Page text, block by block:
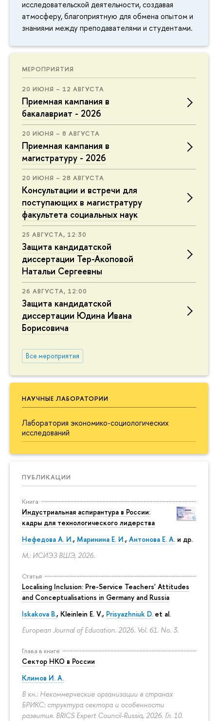
исследовательской деятельности, создавая
атмосферу, благоприятную для обмена опытом и
знаниями между преподавателями и студентами.
МЕРОПРИЯТИЯ
20 ИЮНЯ – 12 АВГУСТА
Приемная кампания в
бакалавриат - 2026
20 ИЮНЯ – 8 АВГУСТА
Приемная кампания в
магистратуру - 2026
20 ИЮНЯ – 28 АВГУСТА
Консультации и встречи для
поступающих в магистратуру
факультета социальных наук
25 АВГУСТА, 12:30
Защита кандидатской
диссертации Тер-Акоповой
Натальи Сергеевны
26 АВГУСТА, 12:00
Защита кандидатской
диссертации Юдина Ивана
Борисовича
Все мероприятия
НАУЧНЫЕ ЛАБОРАТОРИИ
Лаборатория экономико-социологических
исследований
ПУБЛИКАЦИИ
Книга
Индустриальная аспирантура в России:
кадры для технологического лидерства
Нефедова А. И., Маринина Е. И., Антонова Е. А. и др.
М.: ИСИЭЗ ВШЭ, 2026.
Статья
Localising Inclusion: Pre-Service Teachers' Attitudes
and Conceptualisations in Germany and Russia
Iskakova B., Kleinlein E. V., Prisyazhniuk D. et al.
European Journal of Education. 2026. Vol. 61. No. 3.
Глава в книге
Сектор НКО в России
Климов И. А.
В кн.: Некоммерческие организации в странах
БРИКС: структура сектора и особенности
развития. BRICS Expert Council-Russia, 2026. Гл. 10.